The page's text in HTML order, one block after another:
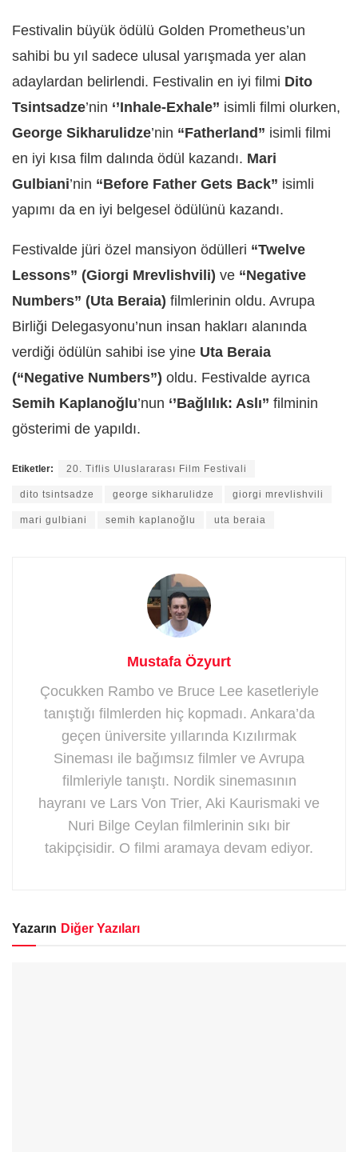
Festivalin büyük ödülü Golden Prometheus’un
sahibi bu yıl sadece ulusal yarışmada yer alan
adaylardan belirlendi. Festivalin en iyi filmi Dito
Tsintsadze’nin ‘’Inhale-Exhale’’ isimli filmi olurken,
George Sikharulidze’nin “Fatherland” isimli filmi
en iyi kısa film dalında ödül kazandı. Mari
Gulbiani’nin “Before Father Gets Back” isimli
yapımı da en iyi belgesel ödülünü kazandı.
Festivalde jüri özel mansiyon ödülleri “Twelve
Lessons” (Giorgi Mrevlishvili) ve “Negative
Numbers” (Uta Beraia) filmlerinin oldu. Avrupa
Birliği Delegasyonu’nun insan hakları alanında
verdiği ödülün sahibi ise yine Uta Beraia
(“Negative Numbers”) oldu. Festivalde ayrıca
Semih Kaplanoğlu’nun ‘’Bağlılık: Aslı’’ filminin
gösterimi de yapıldı.
Etiketler: 20. Tiflis Uluslararası Film Festivali
dito tsintsadze george sikharulidze giorgi mrevlishvili
mari gulbiani semih kaplanoğlu uta beraia
Mustafa Özyurt
Çocukken Rambo ve Bruce Lee kasetleriyle
tanıştığı filmlerden hiç kopmadı. Ankara’da
geçen üniversite yıllarında Kızılırmak
Sineması ile bağımsız filmler ve Avrupa
filmleriyle tanıştı. Nordik sinemasının
hayranı ve Lars Von Trier, Aki Kaurismaki ve
Nuri Bilge Ceylan filmlerinin sıkı bir
takipçisidir. O filmi aramaya devam ediyor.
Yazarın Diğer Yazıları